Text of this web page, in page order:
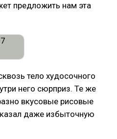
предложить нам эта
тело худосочного
него сюрприз. Те же
вкусовые рисовые
даже избыточную